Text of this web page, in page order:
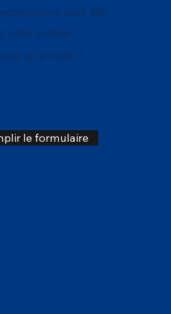
sous 48h
votre contrat
qu'à rouler !
le formulaire